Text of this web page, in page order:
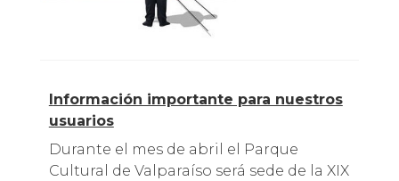
usuarios
Durante el mes de abril el Parque
Cultural de Valparaíso será sede de la XIX